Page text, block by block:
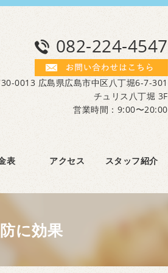
082-224-4547
0013 広島県広島市中区八丁堀6-7-301
チュリス八丁堀 3F
営業時間：9:00〜20:00
表 アクセス スタッフ紹介
に効果